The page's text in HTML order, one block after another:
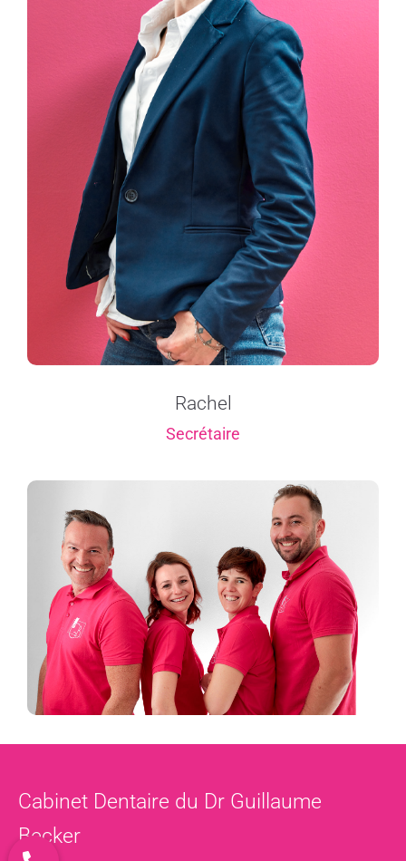
Rachel
Secrétaire
Cabinet Dentaire du Dr Guillaume
Becker